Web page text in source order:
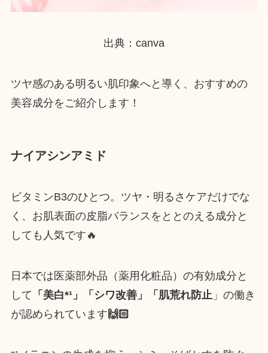
出典：canva
ツヤ感のある明るい肌印象へと導く、おすすめの
美容成分をご紹介します！
ナイアシンアミド
ビタミンB3のひとつ。ツヤ・明るさケアだけでな
く、お肌表面の皮脂バランスをととのえる成分と
しても人気です🔥
日本では医薬部外品（薬用化粧品）の有効成分と
して 「美白*¹」「シワ改善」「肌荒れ防止」の働き
が認められています 🙌🏻